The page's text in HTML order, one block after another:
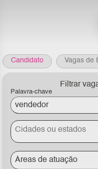
Candidato Vagas de
Filtrar
Palavra-chave
Áreas de atuação